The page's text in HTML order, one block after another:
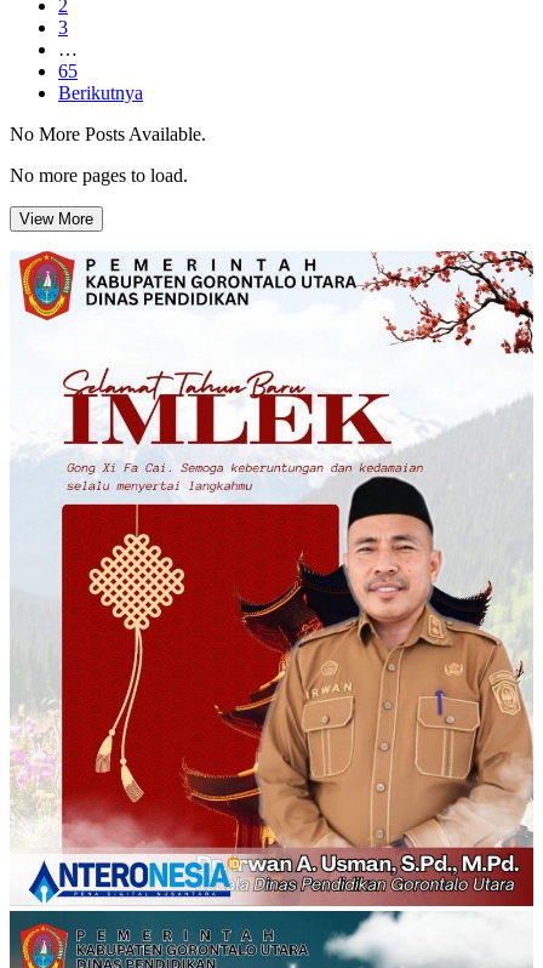
2
3
…
65
Berikutnya
No More Posts Available.
No more pages to load.
View More